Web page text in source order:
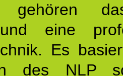
gehören
eine
Es
des NLP